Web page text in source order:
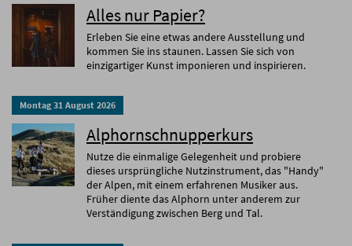
Alles nur Papier?
Erleben Sie eine etwas andere Ausstellung und
kommen Sie ins staunen. Lassen Sie sich von
einzigartiger Kunst imponieren und inspirieren.
Montag 31 August 2026
Alphornschnupperkurs
Nutze die einmalige Gelegenheit und probiere
dieses ursprüngliche Nutzinstrument, das "Handy"
der Alpen, mit einem erfahrenen Musiker aus.
Früher diente das Alphorn unter anderem zur
Verständigung zwischen Berg und Tal.